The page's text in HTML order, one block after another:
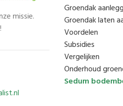
missie.
Groendak
Groendak laten
Voordelen
Subsidies
Vergelijken
Onderhoud
Sedum